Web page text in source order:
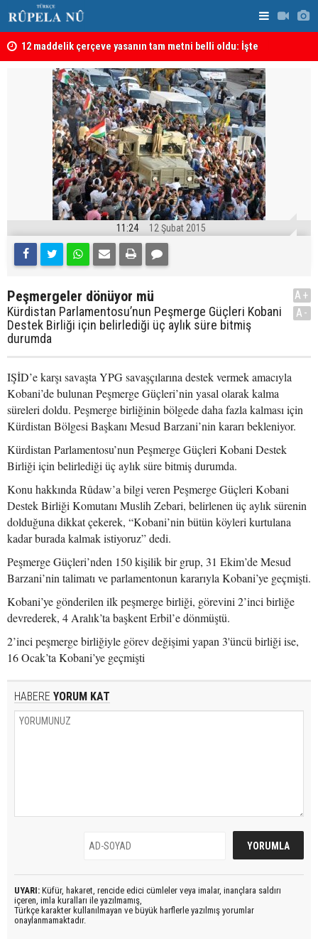
12 maddelik çerçeve yasanın tam metni belli oldu: İşte
tam metin!
11:24 12 Şubat 2015
Peşmergeler dönüyor mü
Kürdistan Parlamentosu’nun Peşmerge Güçleri Kobani
Destek Birliği için belirlediği üç aylık süre bitmiş
durumda
A+
A-
IŞİD’e karşı savaşta YPG savaşçılarına destek vermek amacıyla
Kobani’de bulunan Peşmerge Güçleri’nin yasal olarak kalma
süreleri doldu. Peşmerge birliğinin bölgede daha fazla kalması için
Kürdistan Bölgesi Başkanı Mesud Barzani’nin kararı bekleniyor.
Kürdistan Parlamentosu’nun Peşmerge Güçleri Kobani Destek
Birliği için belirlediği üç aylık süre bitmiş durumda.
Konu hakkında Rûdaw’a bilgi veren Peşmerge Güçleri Kobani
Destek Birliği Komutanı Muslih Zebari, belirlenen üç aylık sürenin
dolduğuna dikkat çekerek, “Kobani’nin bütün köyleri kurtulana
kadar burada kalmak istiyoruz” dedi.
Peşmerge Güçleri’nden 150 kişilik bir grup, 31 Ekim’de Mesud
Barzani’nin talimatı ve parlamentonun kararıyla Kobani’ye geçmişti.
Kobani’ye gönderilen ilk peşmerge birliği, görevini 2’inci birliğe
devrederek, 4 Aralık’ta başkent Erbil’e dönmüştü.
2’inci peşmerge birliğiyle görev değişimi yapan 3'üncü birliği ise,
16 Ocak’ta Kobani’ye geçmişti
HABERE YORUM KAT
UYARI: Küfür, hakaret, rencide edici cümleler veya imalar, inançlara saldırı
içeren, imla kuralları ile yazılmamış,
Türkçe karakter kullanılmayan ve büyük harflerle yazılmış yorumlar
onaylanmamaktadır.